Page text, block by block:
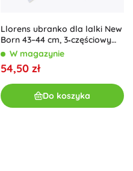
Llorens ubranko dla lalki New
Born 43–44 cm, 3‑częściowy
zestaw z poduszeczką i
przytulanką
W magazynie
54,50 zł
Do koszyka